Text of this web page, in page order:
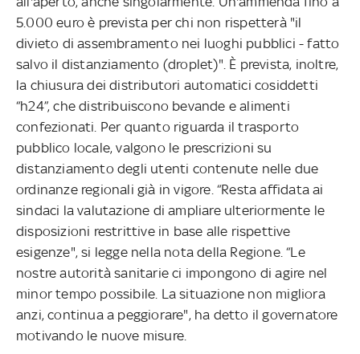
5.000 euro è prevista per chi non rispetterà "il
divieto di assembramento nei luoghi pubblici - fatto
salvo il distanziamento (droplet)". È prevista, inoltre,
la chiusura dei distributori automatici cosiddetti
“h24”, che distribuiscono bevande e alimenti
confezionati. Per quanto riguarda il trasporto
pubblico locale, valgono le prescrizioni su
distanziamento degli utenti contenute nelle due
ordinanze regionali già in vigore. “Resta affidata ai
sindaci la valutazione di ampliare ulteriormente le
disposizioni restrittive in base alle rispettive
esigenze", si legge nella nota della Regione. “Le
nostre autorità sanitarie ci impongono di agire nel
minor tempo possibile. La situazione non migliora
anzi, continua a peggiorare", ha detto il governatore
motivando le nuove misure.